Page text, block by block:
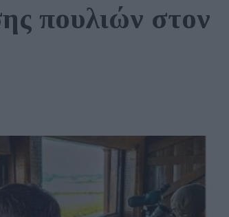
πουλιών στον